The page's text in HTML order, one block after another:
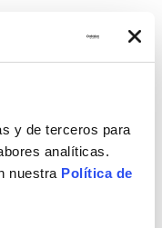
y de terceros para
analíticas.
nuestra Política de
con caída
evita golpes
útil del producto.
417 x 363 x 46 mm